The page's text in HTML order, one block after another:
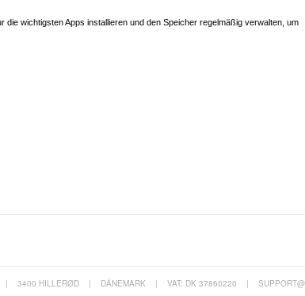
die wichtigsten Apps installieren und den Speicher regelmäßig verwalten, um
| 3400 HILLERØD | DÄNEMARK | VAT: DK 37860220 |